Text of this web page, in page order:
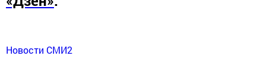
Новости СМИ2